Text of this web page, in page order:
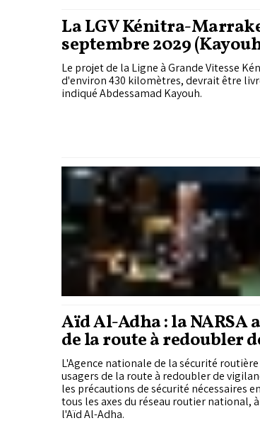
La LGV Kénitra-
septembre 2029
Le projet de la Ligne à Grande Vitesse
d'environ 430 kilomètres, devrait être
indiqué Abdessamad Kayouh.
Aïd Al-Adha : la NARSA
de la route à redoubler
prudence
L'Agence nationale de la sécurité
usagers de la route à redoubler de
les précautions de sécurité nécessaires
tous les axes du réseau routier national,
l'Aïd Al-Adha.